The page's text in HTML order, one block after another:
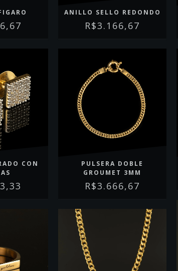
ANILLO SELLO REDONDO
R$3.166,67
CON
PULSERA DOBLE
GROUMET 3MM
R$3.666,67